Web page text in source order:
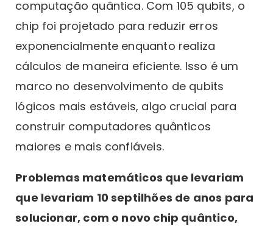
computação quântica. Com 105 qubits, o
chip foi projetado para reduzir erros
exponencialmente enquanto realiza
cálculos de maneira eficiente. Isso é um
marco no desenvolvimento de qubits
lógicos mais estáveis, algo crucial para
construir computadores quânticos
maiores e mais confiáveis.
Problemas matemáticos que levariam
que levariam 10 septilhões de anos para
solucionar, com o novo chip quântico,